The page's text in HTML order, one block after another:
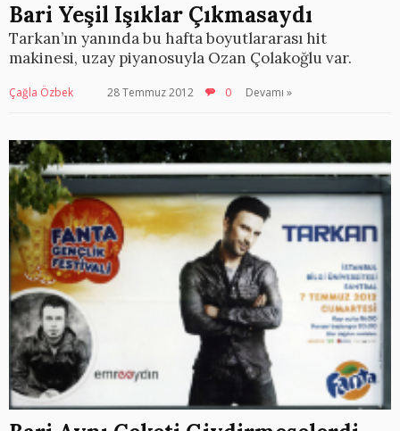
Bari Yeşil Işıklar Çıkmasaydı
Tarkan’ın yanında bu hafta boyutlararası hit
makinesi, uzay piyanosuyla Ozan Çolakoğlu var.
Çağla Özbek 28 Temmuz 2012 0 Devamı »